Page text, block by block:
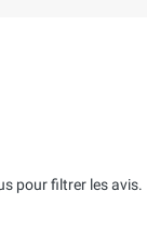
pour filtrer les avis.